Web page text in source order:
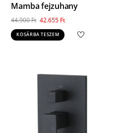
Mamba fejzuhany
44.900Ft Original
price
was:
42.655 FtCurrent
price
KOSÁRBA TESZEM